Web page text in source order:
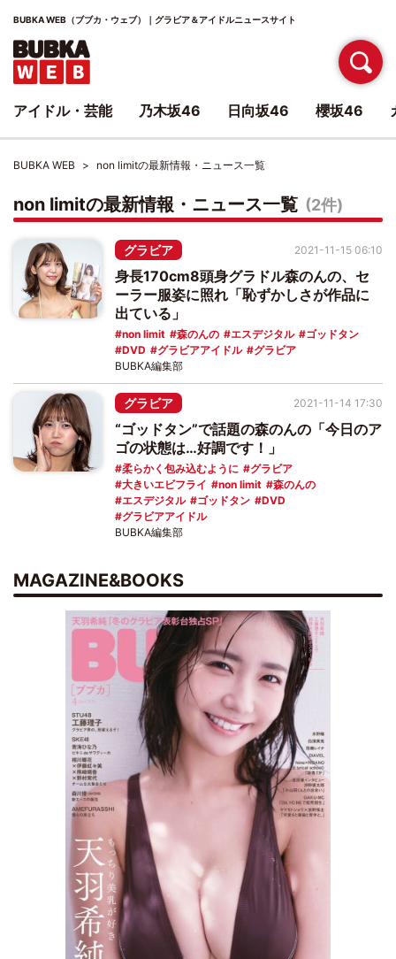
BUBKA WEB（ブブカ・ウェブ）｜グラビア＆アイドルニュースサイト
BUBKA WEB non limitの最新情報・ニュース一覧
non limitの最新情報・ニュース一覧 (2件)
グラビア
身長170cm8頭身グラドル森のんの、セ
ーラー服姿に照れ「恥ずかしさが作品に
出ている」
non limit 森のんの エスデジタル
ゴッドタン
DVD
グラビアアイドル グラビア
2021-11-15 06:10
BUBKA編集部
グラビア
“ゴッドタン”で話題の森のんの「今日のア
ゴの状態は…好調です！」
柔らかく包み込むように
グラビア
大きいエビフライ
non limit
森のんの
エスデジタル
ゴッドタン
DVD
グラビアアイドル
2021-11-14 17:30
BUBKA編集部
MAGAZINE&BOOKS
アイドル・芸能 乃木坂46 日向坂46 櫻坂46